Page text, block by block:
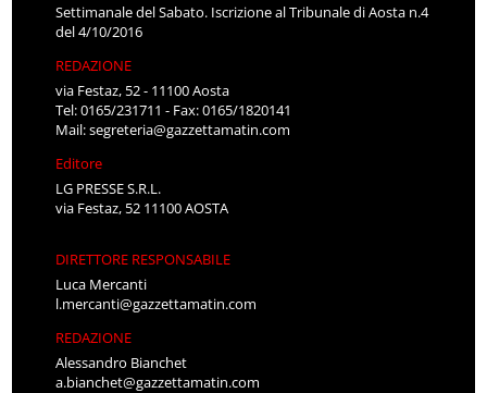
Settimanale del Sabato. Iscrizione al Tribunale di Aosta n.4
del 4/10/2016
REDAZIONE
via Festaz, 52 - 11100 Aosta
Tel: 0165/231711 - Fax: 0165/1820141
Mail:segreteria@gazzettamatin.com
Editore
LG PRESSE S.R.L.
via Festaz, 52 11100 AOSTA
DIRETTORE RESPONSABILE
Luca Mercanti
l.mercanti@gazzettamatin.com
REDAZIONE
Alessandro Bianchet
a.bianchet@gazzettamatin.com